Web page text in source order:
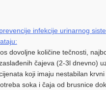
infekcije urinarnog
dovoljne količine tečnosti,
čajeva (2-3l dnevno)
koji imaju nestabilan krvni
soka i čaja od brusnice